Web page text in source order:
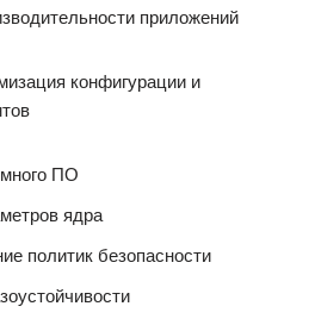
приложений
конфигурации и
ПО
ядра
политик безопасности